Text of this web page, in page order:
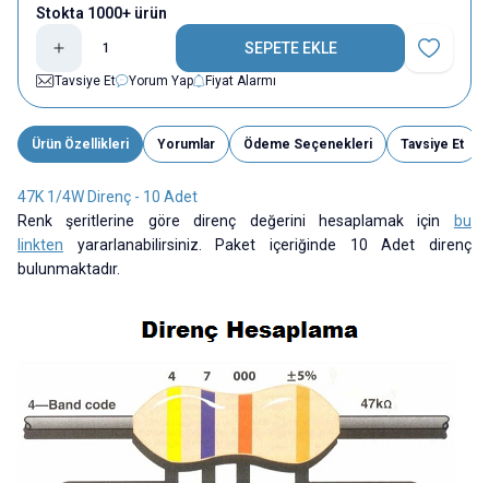
Stokta 1000+ ürün
SEPETE EKLE
Favoriye
Tavsiye Et
Yorum Yap Fiyat Alarmı
Ürün Özellikleri Yorumlar Ödeme Seçenekleri Tavsiye Et
47K 1/4W Direnç - 10 Adet
Renk şeritlerine göre direnç değerini hesaplamak için
bu
linkten yararlanabilirsiniz. Paket içeriğinde 10 Adet direnç
bulunmaktadır.